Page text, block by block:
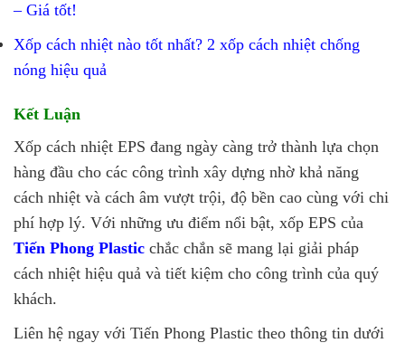
– Giá tốt!
Xốp cách nhiệt nào tốt nhất? 2 xốp cách nhiệt chống
nóng hiệu quả
Kết Luận
Xốp cách nhiệt EPS đang ngày càng trở thành lựa chọn
hàng đầu cho các công trình xây dựng nhờ khả năng
cách nhiệt và cách âm vượt trội, độ bền cao cùng với chi
phí hợp lý. Với những ưu điểm nổi bật, xốp EPS của
Tiến Phong Plastic chắc chắn sẽ mang lại giải pháp
cách nhiệt hiệu quả và tiết kiệm cho công trình của quý
khách.
Liên hệ ngay với Tiến Phong Plastic theo thông tin dưới